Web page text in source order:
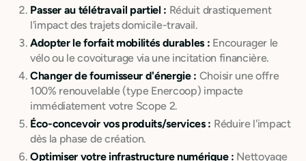
Passer au télétravail partiel : Réduit drastiquement
l'impact des trajets domicile-travail.
Adopter le forfait mobilités durables : Encourager le
vélo ou le covoiturage via une incitation financière.
Changer de fournisseur d'énergie : Choisir une offre
100% renouvelable (type Enercoop) impacte
immédiatement votre Scope 2.
Éco-concevoir vos produits/services : Réduire l'impact
dès la phase de création.
Optimiser votre infrastructure numérique : Nettoyage